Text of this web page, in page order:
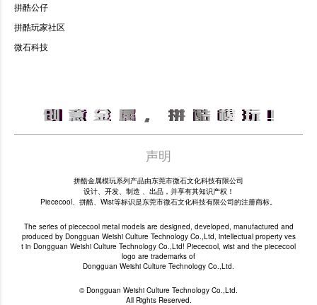
拼酷公仔
拼酷玩家社区
微石科技
声明
拼酷金属模玩系列产品由东莞市微石文化科技有限公司
设计、开发、制造 、出品，并享有其知识产权！
Piececool、拼酷、Wist等标识是东莞市微石文化科技有限公司的注册商标。
The series of piececool metal models are designed, developed, manufactured and
produced by Dongguan Weishi Culture Technology Co.,Ltd, intellectual property ves
t in Dongguan Weishi Culture Technology Co.,Ltd! Piececool, wist and the piececool
logo are trademarks of
Dongguan Weishi Culture Technology Co.,Ltd.
© Dongguan Weishi Culture Technology Co.,Ltd.
All Rights Reserved.